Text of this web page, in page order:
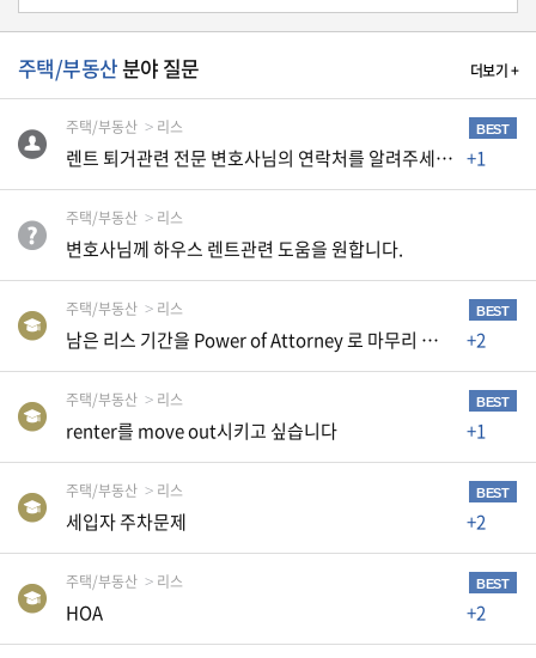
활
TIP
질
기
지
사
항
A
S
국
주택/부동산분야 질문 더보기 +
주택/부동산 리스 BEST
렌트 퇴거관련 전문 변호사님의 연락처를 알려주세요. +1
주택/부동산 리스
변호사님께 하우스 렌트관련 도움을 원합니다.
주택/부동산 리스 BEST
남은 리스 기간을 Power of Attorney 로 마무리 할수 있을까요? +2
주택/부동산 리스 BEST
renter를 move out시키고 싶습니다 +1
주택/부동산 리스 BEST
세입자 주차문제 +2
주택/부동산 리스 BEST
HOA +2